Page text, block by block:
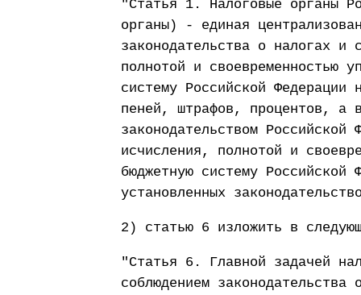
"Статья 1. Налоговые органы
органы) - единая
законодательства о налогах и
полнотой и своевременностью
систему Российской Федерации
пеней, штрафов, процентов, а
законодательством
исчисления, полнотой и
бюджетную систему Российской
установленных
2) статью 6 изложить в
"Статья 6. Главной задачей
соблюдением